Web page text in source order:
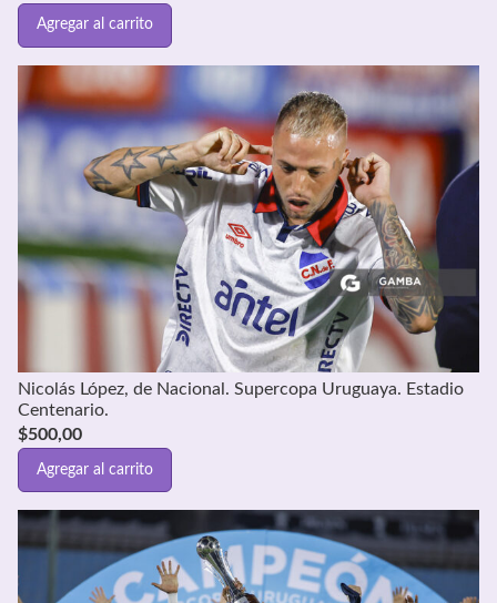
Agregar al carrito
Nicolás López, de Nacional. Supercopa Uruguaya. Estadio
Centenario.
$500,00
Agregar al carrito